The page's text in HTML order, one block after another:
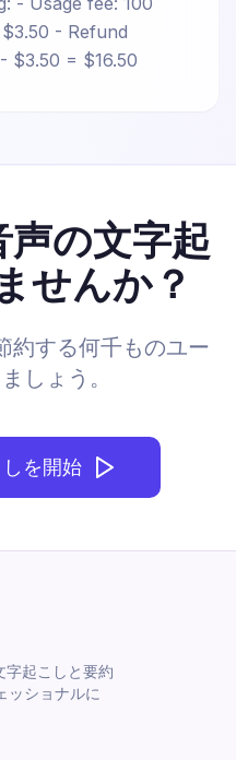
- Refund
$3.50 = $16.50
の文字起
せんか？
約する何千ものユー
しょう。
を開始
字起こしと要約
ッショナルに